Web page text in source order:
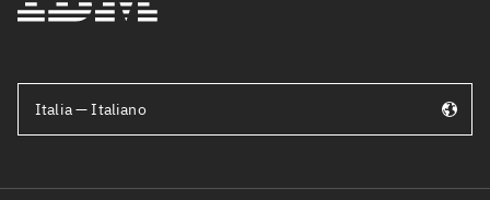
Italia — Italiano